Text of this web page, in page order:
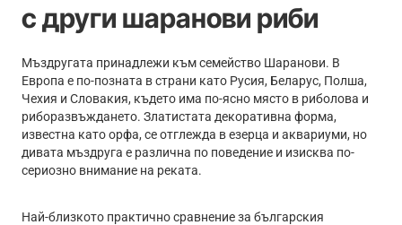
с други шаранови риби
Мъздругата принадлежи към семейство Шаранови. В
Европа е по-позната в страни като Русия, Беларус, Полша,
Чехия и Словакия, където има по-ясно място в риболова и
риборазвъждането. Златистата декоративна форма,
известна като орфа, се отглежда в езерца и аквариуми, но
дивата мъздруга е различна по поведение и изисква по-
сериозно внимание на реката.
Най-близкото практично сравнение за българския